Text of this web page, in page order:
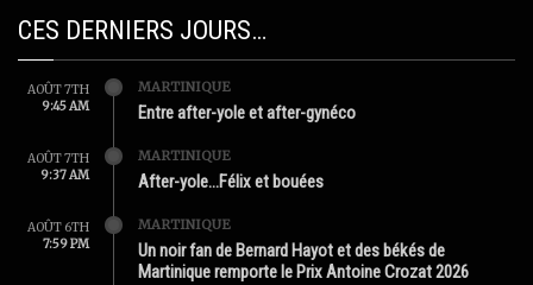
CES DERNIERS JOURS…
AOÛT 7TH
9:45 AM
MARTINIQUE
Entre after-yole et after-gynéco
AOÛT 7TH
9:37 AM
MARTINIQUE
After-yole…Félix et bouées
AOÛT 6TH
7:59 PM
MARTINIQUE
Un noir fan de Bernard Hayot et des békés de
Martinique remporte le Prix Antoine Crozat 2026